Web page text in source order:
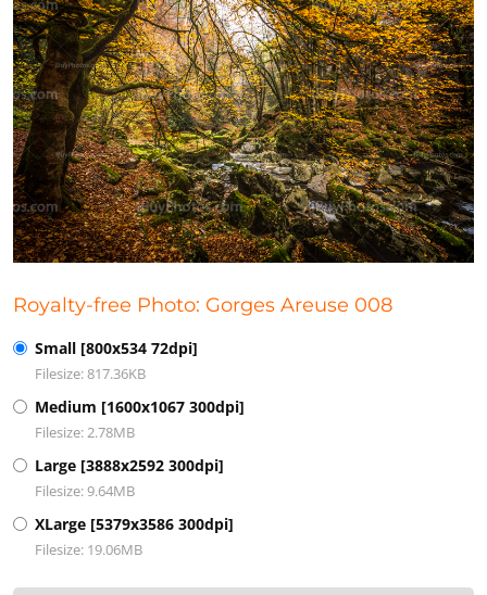
Royalty-free Photo: Gorges Areuse 008
Small [800x534 72dpi]
Filesize: 817.36KB
Medium [1600x1067 300dpi]
Filesize: 2.78MB
Large [3888x2592 300dpi]
Filesize: 9.64MB
XLarge [5379x3586 300dpi]
Filesize: 19.06MB